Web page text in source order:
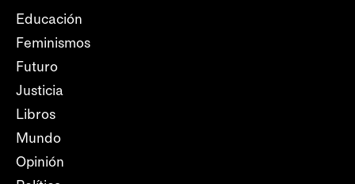
Educación
Feminismos
Futuro
Justicia
Libros
Mundo
Opinión